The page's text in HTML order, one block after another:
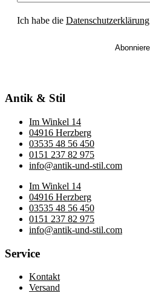
Ich habe die Datenschutzerklärung
Antik & Stil
Im Winkel 14
04916 Herzberg
03535 48 56 450
0151 237 82 975
info@antik-und-stil.com
Im Winkel 14
04916 Herzberg
03535 48 56 450
0151 237 82 975
info@antik-und-stil.com
Service
Kontakt
Versand